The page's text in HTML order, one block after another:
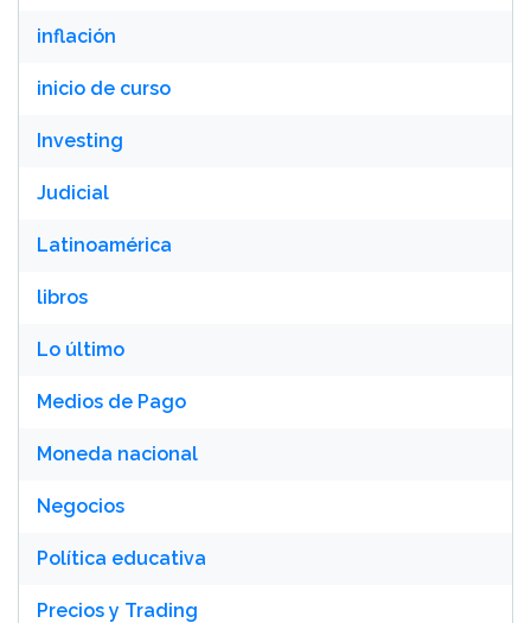
inflación
inicio de curso
Investing
Judicial
Latinoamérica
libros
Lo último
Medios de Pago
Moneda nacional
Negocios
Política educativa
Precios y Trading